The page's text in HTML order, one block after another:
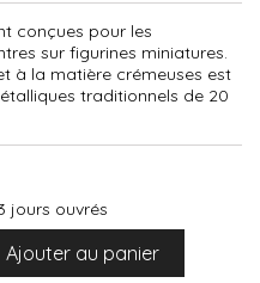
conçues pour les
sur figurines miniatures.
à la matière crémeuses est
traditionnels de 20
jours ouvrés
Ajouter au panier